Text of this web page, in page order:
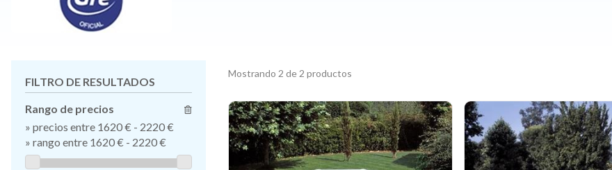
Mostrando 2 de 2 productos
FILTRO DE RESULTADOS
Rango de precios
» precios entre 1620 € - 2220 €
» rango entre 1620€ - 2220€